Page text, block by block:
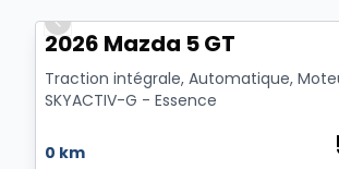
Previous slide
2026 Mazda 5 GT
Traction intégrale, Automatique,
SKYACTIV-G - Essence
0 km